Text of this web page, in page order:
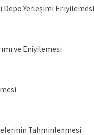
Depo Yerleşimi Eniyilemesi
ve Eniyilemesi
Tahminlenmesi